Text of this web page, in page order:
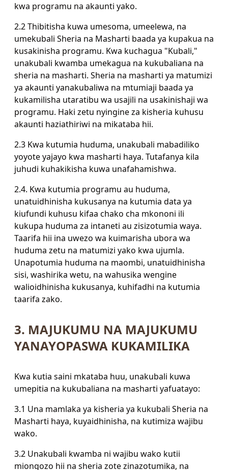
kwa programu na akaunti yako.
2.2 Thibitisha kuwa umesoma, umeelewa, na
umekubali Sheria na Masharti baada ya kupakua na
kusakinisha programu. Kwa kuchagua "Kubali,"
unakubali kwamba umekagua na kukubaliana na
sheria na masharti. Sheria na masharti ya matumizi
ya akaunti yanakubaliwa na mtumiaji baada ya
kukamilisha utaratibu wa usajili na usakinishaji wa
programu. Haki zetu nyingine za kisheria kuhusu
akaunti haziathiriwi na mikataba hii.
2.3 Kwa kutumia huduma, unakubali mabadiliko
yoyote yajayo kwa masharti haya. Tutafanya kila
juhudi kuhakikisha kuwa unafahamishwa.
2.4. Kwa kutumia programu au huduma,
unatuidhinisha kukusanya na kutumia data ya
kiufundi kuhusu kifaa chako cha mkononi ili
kukupa huduma za intaneti au zisizotumia waya.
Taarifa hii ina uwezo wa kuimarisha ubora wa
huduma zetu na matumizi yako kwa ujumla.
Unapotumia huduma na maombi, unatuidhinisha
sisi, washirika wetu, na wahusika wengine
walioidhinisha kukusanya, kuhifadhi na kutumia
taarifa zako.
3. MAJUKUMU NA MAJUKUMU
YANAYOPASWA KUKAMILIKA
Kwa kutia saini mkataba huu, unakubali kuwa
umepitia na kukubaliana na masharti yafuatayo:
3.1 Una mamlaka ya kisheria ya kukubali Sheria na
Masharti haya, kuyaidhinisha, na kutimiza wajibu
wako.
3.2 Unakubali kwamba ni wajibu wako kutii
miongozo hii na sheria zote zinazotumika, na